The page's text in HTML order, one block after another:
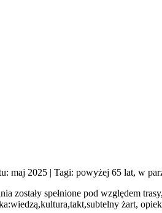
maj 2025 | Tagi: powyżej 65 lat, w
zostały spełnione pod względem
żart,